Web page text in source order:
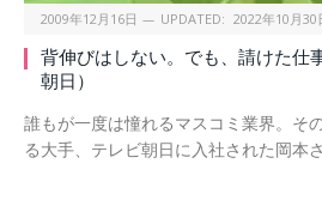
2009年12月16日 UPDATED: 2022年10月30
背伸びはしない。でも、請けた仕
朝日）
誰もが一度は憧れるマスコミ業界。そ
る大手、テレビ朝日に入社された岡本